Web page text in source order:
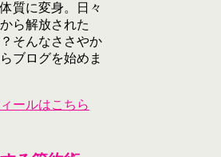
質に変身。日々
ら解放された
そんなささやか
ブログを始めま
ールはこちら